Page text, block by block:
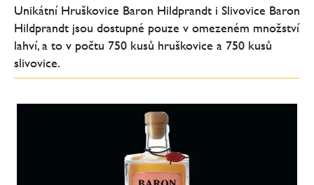
Unikátní Hruškovice Baron Hildprandt i Slivovice Baron
Hildprandt jsou dostupné pouze v omezeném množství
lahví, a to v počtu 750 kusů hruškovice a 750 kusů
slivovice.